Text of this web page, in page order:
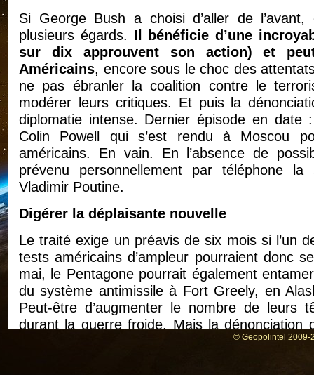
Si George Bush a choisi d’aller de
plusieurs égards. Il bénéficie d’une
sur dix approuvent son action) et
Américains, encore sous le choc des
ne pas ébranler la coalition contre le
modérer leurs critiques. Et puis la
diplomatie intense. Dernier épisode en date
Colin Powell qui s’est rendu à Moscou
américains. En vain. En l’absence de
prévenu personnellement par téléphone
Vladimir Poutine.
Digérer la déplaisante nouvelle
Le traité exige un préavis de six mois si l’un
tests américains d’ampleur pourraient donc
mai, le Pentagone pourrait également
du système antimissile à Fort Greely, en
Peut-être d’augmenter le nombre de leurs
durant la guerre froide. Mais la
Lorsqu’il a rencontré Bush dans son© Geopolintel 2009-